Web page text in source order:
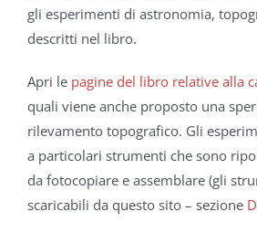
gli esperimenti di astronomia,
descritti nel libro.
Apri le pagine del libro relative alla
quali viene anche proposto una
rilevamento topografico. Gli
a particolari strumenti che sono
da fotocopiare e assemblare (gli
scaricabili da questo sito – sezione